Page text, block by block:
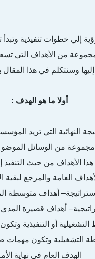
إلي خطوات تنفيذية
مجموعة من الأهداف التي
وسنتكلم في هذا
أولا ما هو الهدف :
النهائية التي تريد
مجموعة من الوسائل
هذا الأهداف من حيث التنفيذ
العامة والمرجع لبقية
– أهداف متوسطة
أهداف قصيرة المدي
التشغيلية أو التنفيذية
التشغيلية وتكون
الهدف العام في نهاية الأمر